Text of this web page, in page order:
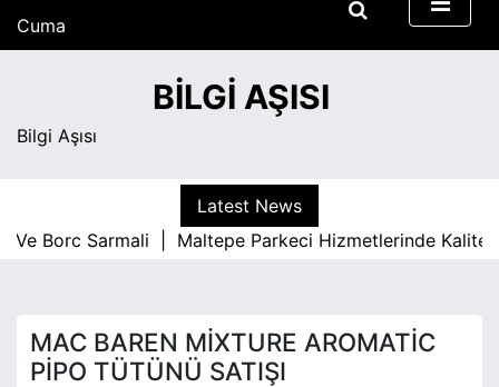
Cuma
Ağustos 7, 2026
BILGI AŞISI
Bilgi Aşısı
Latest News
Borc Sarmali |
Maltepe Parkeci Hizmetlerinde Kaliteyi
MAC BAREN MIXTURE AROMATIC
PIPO TÜTÜNÜ SATIŞI